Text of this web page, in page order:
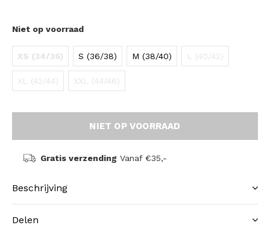
Niet op voorraad
XS (34/36) S (36/38) M (38/40) L (40/42)
XL (42/44) XXL (44/46)
NIET OP VOORRAAD
Gratis verzending Vanaf €35,-
Beschrijving
Delen